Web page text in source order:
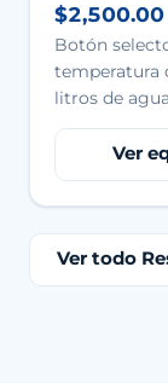
$2,500.00
Botón
temperatura
litros de
Ver
Ver todo